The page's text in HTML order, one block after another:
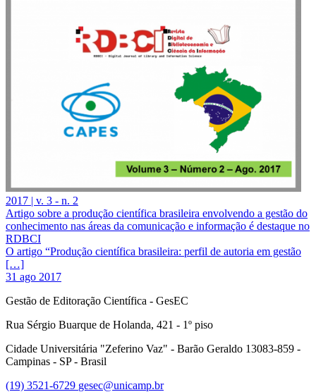
2017 | v. 3 - n. 2
Artigo sobre a produção científica brasileira envolvendo a gestão do
conhecimento nas áreas da comunicação e informação é destaque no
RDBCI
O artigo “Produção científica brasileira: perfil de autoria em gestão
[…]
31 ago 2017
Gestão de Editoração Científica - GesEC
Rua Sérgio Buarque de Holanda, 421 - 1º piso
Cidade Universitária "Zeferino Vaz" - Barão Geraldo 13083-859 -
Campinas - SP - Brasil
(19) 3521-6729 gesec@unicamp.br